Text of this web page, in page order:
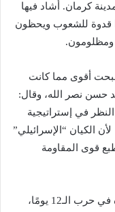
كرمان. أشاد فيها
قدوة للشعوب ويحظون
ومظلومون.
أقوى مما كانت
حسن نصر الله، وقال:
في إستراتيجية
الكيان “الإسرائيلي”
قوى المقاومة
وأشار إلى شجاعة الشعب الإيراني وصموده في حرب الـ12 يومًا،